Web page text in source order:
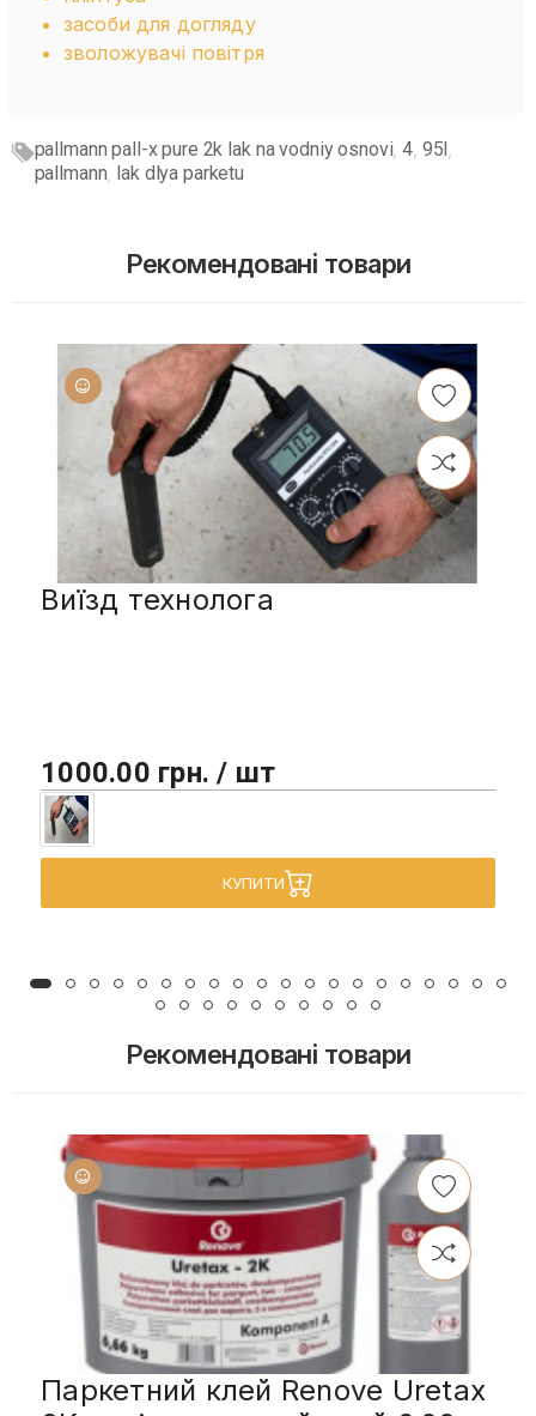
засоби для догляду
зволожувачі повітря
pallmann pall-x pure 2k lak na vodniy osnovi ,4 95l
pallmann lak dlya parketu
Рекомендовані товари
Виїзд технолога
1000.00 грн. / шт
КУПИТИ
Рекомендовані товари
Паркетний клей Renove Uretax